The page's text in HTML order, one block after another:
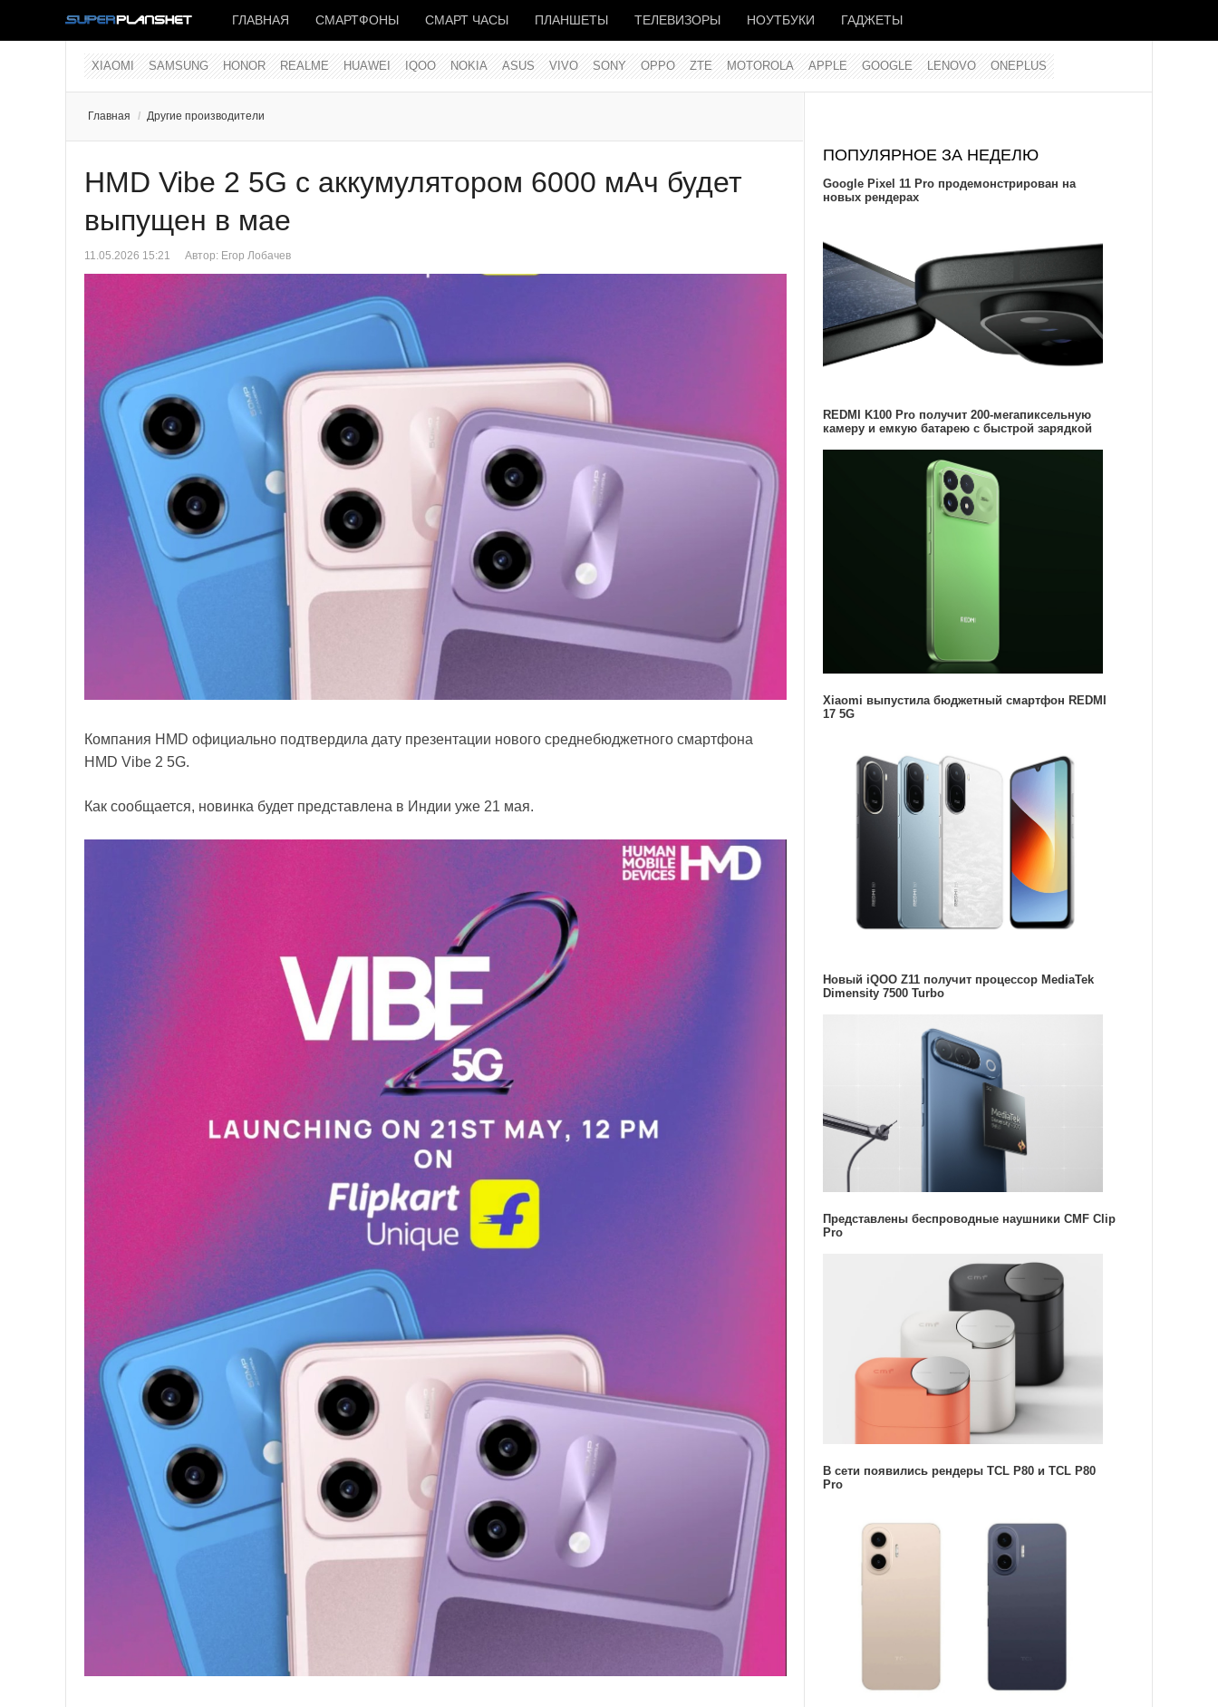
ГЛАВНАЯ СМАРТФОНЫ СМАРТ ЧАСЫ ПЛАНШЕТЫ ТЕЛЕВИЗОРЫ НОУТБУКИ ГАДЖЕТЫ
XIAOMI SAMSUNG HONOR REALME HUAWEI IQOO NOKIA ASUS VIVO SONY OPPO ZTE MOTOROLA APPLE GOOGLE LENOVO ONEPLUS
Главная / Другие производители
HMD Vibe 2 5G с аккумулятором 6000 мАч будет
выпущен в мае
11.05.2026 15:21 Автор: Егор Лобачев
Компания HMD официально подтвердила дату презентации нового среднебюджетного смартфона
HMD Vibe 2 5G.
Как сообщается, новинка будет представлена в Индии уже 21 мая.
ПОПУЛЯРНОЕ ЗА НЕДЕЛЮ
Google Pixel 11 Pro продемонстрирован на
новых рендерах
REDMI K100 Pro получит 200-мегапиксельную
камеру и емкую батарею с быстрой зарядкой
Xiaomi выпустила бюджетный смартфон REDMI
17 5G
Новый iQOO Z11 получит процессор MediaTek
Dimensity 7500 Turbo
Представлены беспроводные наушники CMF Clip
Pro
В сети появились рендеры TCL P80 и TCL P80
Pro